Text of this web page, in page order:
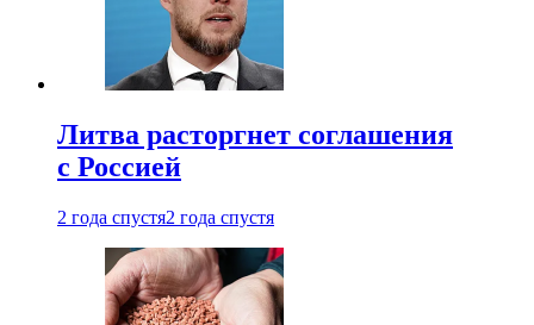
Литва расторгнет соглашения
с Россией
2 года спустя2 года спустя